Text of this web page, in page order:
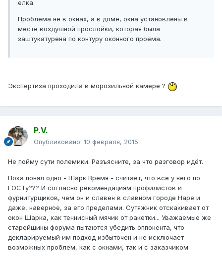
елка.
Проблема не в окнах, а в доме, окна установлены в
месте воздушной прослойки, которая была
заштукатурена по контуру оконного проёма.
Экспертиза проходила в морозильной камере ?
P.V.
Опубликовано: 10 февраля, 2015
Не пойму сути полемики. Разъясните, за что разговор идёт.
Пока понял одно - Шарк Время - считает, что все у него по
ГОСТу??? И согласно рекомендациям профилистов и
фурнитурщиков, чем он и славен в славном городе Наре и
даже, наверное, за его пределами. Сутяжник отскакивает от
окон Шарка, как теннисный мячик от ракетки... Уважаемые же
старейшины форума пытаются убедить оппонента, что
декларируемый им подход избыточен и не исключает
возможных проблем, как с окнами, так и с заказчиком.